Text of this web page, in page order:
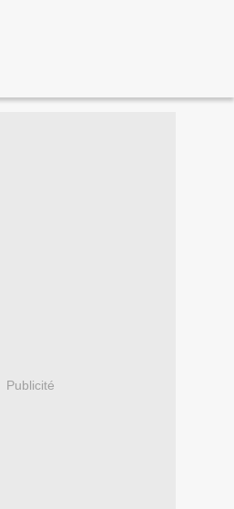
Publicité